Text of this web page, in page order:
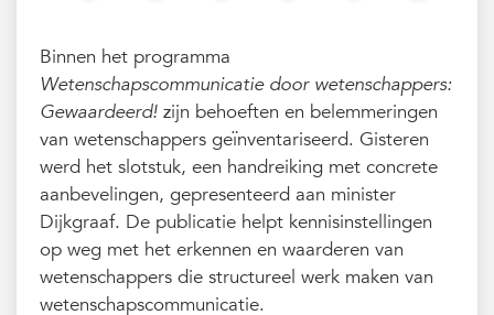
Binnen het programma
Wetenschapscommunicatie door wetenschappers:
Gewaardeerd!zijn behoeften en belemmeringen
van wetenschappers geïnventariseerd. Gisteren
werd het slotstuk, een handreiking met concrete
aanbevelingen, gepresenteerd aan minister
Dijkgraaf. De publicatie helpt kennisinstellingen
op weg met het erkennen en waarderen van
wetenschappers die structureel werk maken van
wetenschapscommunicatie.